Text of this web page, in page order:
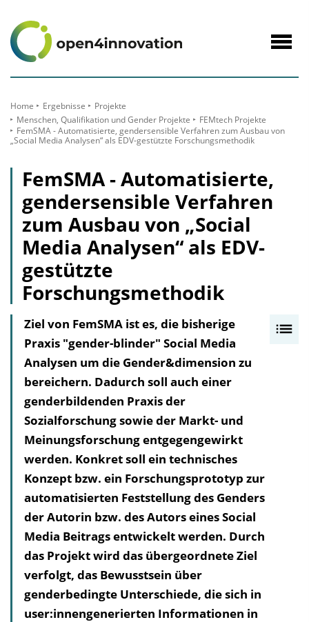
Inhalt
Home Ergebnisse
Projekte
Menschen, Qualifikation und Gender Projekte
FEMtech Projekte
FemSMA - Automatisierte, gendersensible Verfahren zum Ausbau von
„Social Media Analysen“ als EDV-gestützte Forschungsmethodik
FemSMA - Automatisierte,
gendersensible Verfahren
zum Ausbau von „Social
Media Analysen“ als EDV-
gestützte
Forschungsmethodik
Ziel von FemSMA ist es, die bisherige
Praxis "gender-blinder" Social Media
Analysen um die Gender&dimension zu
bereichern. Dadurch soll auch einer
genderbildenden Praxis der
Sozialforschung sowie der Markt- und
Meinungs­forschung entgegen­gewirkt
werden. Konkret soll ein technisches
Konzept bzw. ein Forschungs­prototyp zur
automatisierten Feststellung des Genders
der Autorin bzw. des Autors eines Social
Media Beitrags entwickelt werden. Durch
das Projekt wird das übergeordnete Ziel
verfolgt, das Bewusstsein über
genderbedingte Unterschiede, die sich in
user:innengenerierten Informationen in